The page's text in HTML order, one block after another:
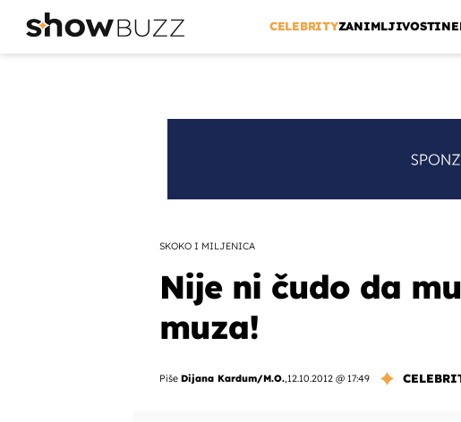
CELEBRITYZANIMLJIVOSTI
SKOKO I MILJENICA
Nije ni čudo da
muza!
Piše Dijana Kardum/M.O.,12.10.2012 @ 17:49